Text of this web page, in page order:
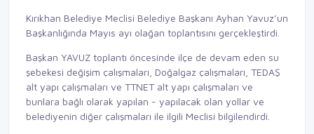
Kırıkhan Belediye Meclisi Belediye Başkanı Ayhan Yavuz’un
Başkanlığında Mayıs ayı olağan toplantısını gerçekleştirdi.
Başkan YAVUZ toplantı öncesinde ilçe de devam eden su
şebekesi değişim çalışmaları, Doğalgaz çalışmaları, TEDAŞ
alt yapı çalışmaları ve TTNET alt yapı çalışmaları ve
bunlara bağlı olarak yapılan - yapılacak olan yollar ve
belediyenin diğer çalışmaları ile ilgili Meclisi bilgilendirdi.